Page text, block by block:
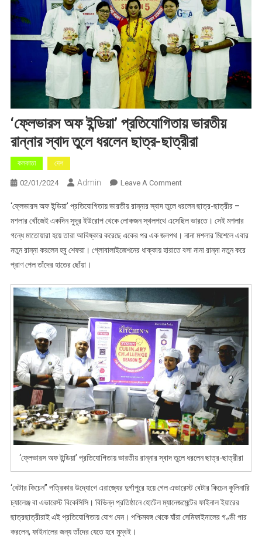
‘ফ্লেভারস অফ ইন্ডিয়া’ প্রতিযোগিতায় ভারতীয়
রান্নার স্বাদ তুলে ধরলেন ছাত্র-ছাত্রীরা
কলকাতা দেশ
02/01/2024 Admin Leave A CommentOn
অফ
ইন্ডিয়া’
প্রতিযোগিতায়
ভারতীয়
তুলে
ধরলেন
ছাত্র-
ছাত্রীরা
‘ফ্লেভারস অফ ইন্ডিয়া’ প্রতিযোগিতায় ভারতীয় রান্নার স্বাদ তুলে ধরলেন ছাত্র-ছাত্রীর –
মশলার খোঁজেই একদিন সুদূর ইউরোপ থেকে লোকজন স্থলপথে এসেছিল ভারতে। সেই মশলার
গন্ধে মাতোয়ারা হয়ে তারা আবিষ্কার করেছে একের পর এক জলপথ। নানা মশলার মিশেলে এবার
নতুন রান্না করলেন হবু শেফরা। গ্লোবালাইজেশনের ধাক্কায় হারাতে বসা নানা রান্না নতুন করে
প্রাণ পেল তাঁদের হাতের ছোঁয়া।
‘ফ্লেভারস অফ ইন্ডিয়া’ প্রতিযোগিতায় ভারতীয় রান্নার স্বাদ তুলে ধরলেন ছাত্র-ছাত্রীরা
‘বেটার কিচেন’’ পত্রিকার উদ্যোগে এরাজ্যের দুর্গাপুরে হয়ে গেল এভারেস্ট বেটার কিচেন কুলিনারি
চ্যালেঞ্জ বা এভারেস্ট বিকেসিসি। বিভিন্ন প্রতিষ্ঠানে হোটেল ম্যানেজমেন্টের ফাইনাল ইয়ারের
ছাত্রছাত্রীরাই এই প্রতিযোগিতায় যোগ দেন। পশ্চিমবঙ্গ থেকে যাঁরা সেমিফাইনালের গণ্ডী পার
করলেন, ফাইনালের জন্য তাঁদের যেতে হবে মুম্বই।